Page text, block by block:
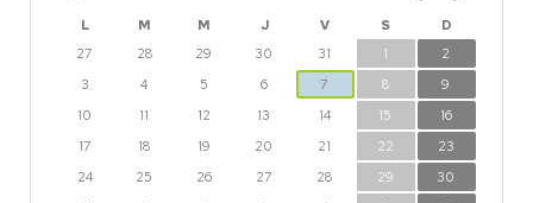
L M M J V S
D
27
28 29 30 31 1
2
3
4 5 6 7 8
9
10
11 12 13 14 15
16
17
18 19 20 21 22
23
24
25 26 27 28 29
30